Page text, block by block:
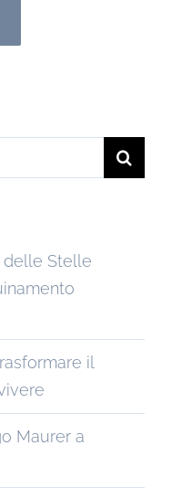
delle Stelle
il
Maurer a